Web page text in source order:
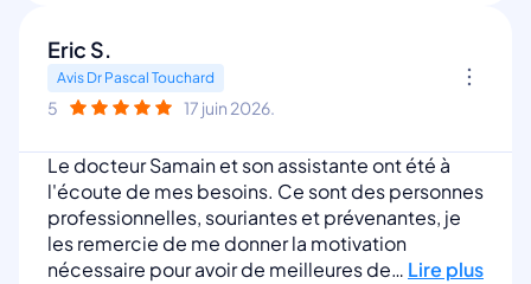
Eric S.
Avis Dr Pascal Touchard
5 17 juin 2026.
Le docteur Samain et son assistante ont été à
l'écoute de mes besoins. Ce sont des personnes
professionnelles, souriantes et prévenantes, je
les remercie de me donner la motivation
nécessaire pour avoir de meilleures de… Lire plus